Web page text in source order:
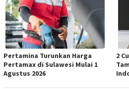
Pertamina Turunkan Harga
Pertamax di Sulawesi Mulai 1
Agustus 2026
2